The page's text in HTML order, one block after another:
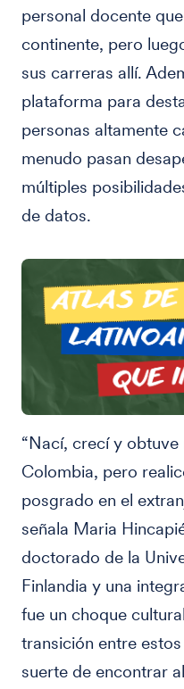
personal docente
continente, pero
sus carreras allí.
plataforma para
personas altamente
menudo pasan
múltiples
de datos.
“Nací, crecí y obtuve
Colombia, pero
posgrado en el
señala Maria
doctorado de la
Finlandia y una
fue un choque
transición entre
suerte de encontrar